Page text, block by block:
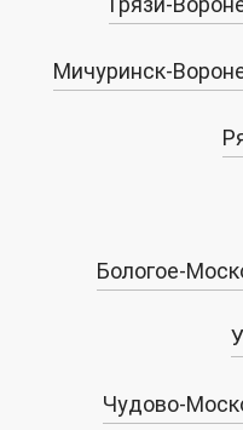
Мичуринск-
Бологое-
Чудово-